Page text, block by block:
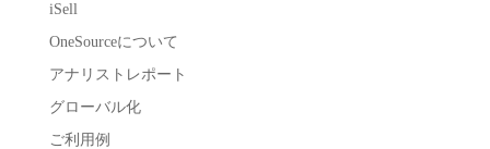
iSell
OneSourceについて
アナリストレポート
グローバル化
ご利用例